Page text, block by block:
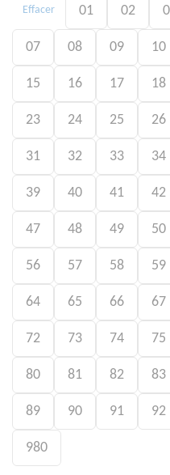
Effacer 01 02
07 08 09 10
15 16 17 18
23 24 25 26
31 32 33 34
39 40 41 42
47 48 49 50
56 57 58 59
64 65 66 67
72 73 74 75
80 81 82 83
89 90 91 92
980